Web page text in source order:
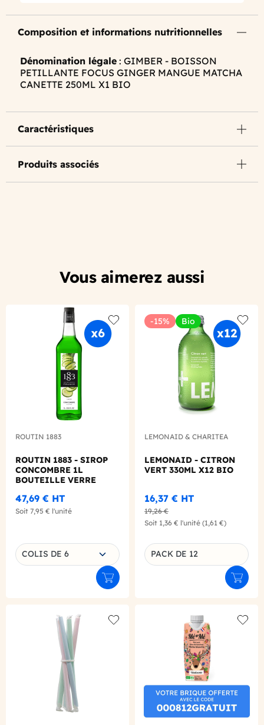
Composition et informations nutritionnelles
Dénomination légale : GIMBER - BOISSON
PETILLANTE FOCUS GINGER MANGUE MATCHA
CANETTE 250ML X1 BIO
Caractéristiques
Produits associés
Vous aimerez aussi
Add to wishlist
ROUTIN 1883
ROUTIN 1883 - SIROP
CONCOMBRE 1L
BOUTEILLE VERRE
47,69 € HT
Soit 7,95 € l'unité
Choisissez une déclinaison
COLIS DE 6
Ajouter au panier
-15% Bio
Add
LEMONAID & CHARITEA
LEMONAID - CITRON
VERT 330ML X12 BIO
16,37 € HT
19,26 €
Soit 1,36 € l'unité (1,61 €)
Déclinaison du produit
PACK DE 12